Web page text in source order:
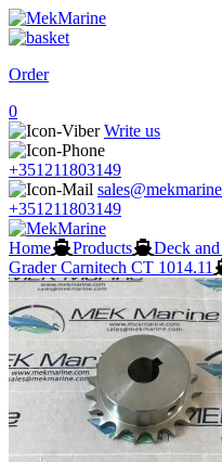
Order
0
Write us
+351211803149
+351211803149
Home Products Deck
Grader Carnitech CT 1014.11